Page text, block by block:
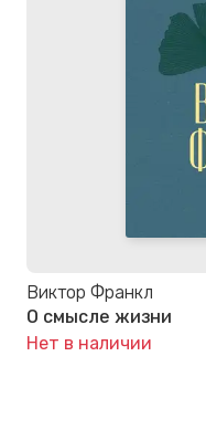
Виктор Франкл
О смысле жизни
Нет в наличии